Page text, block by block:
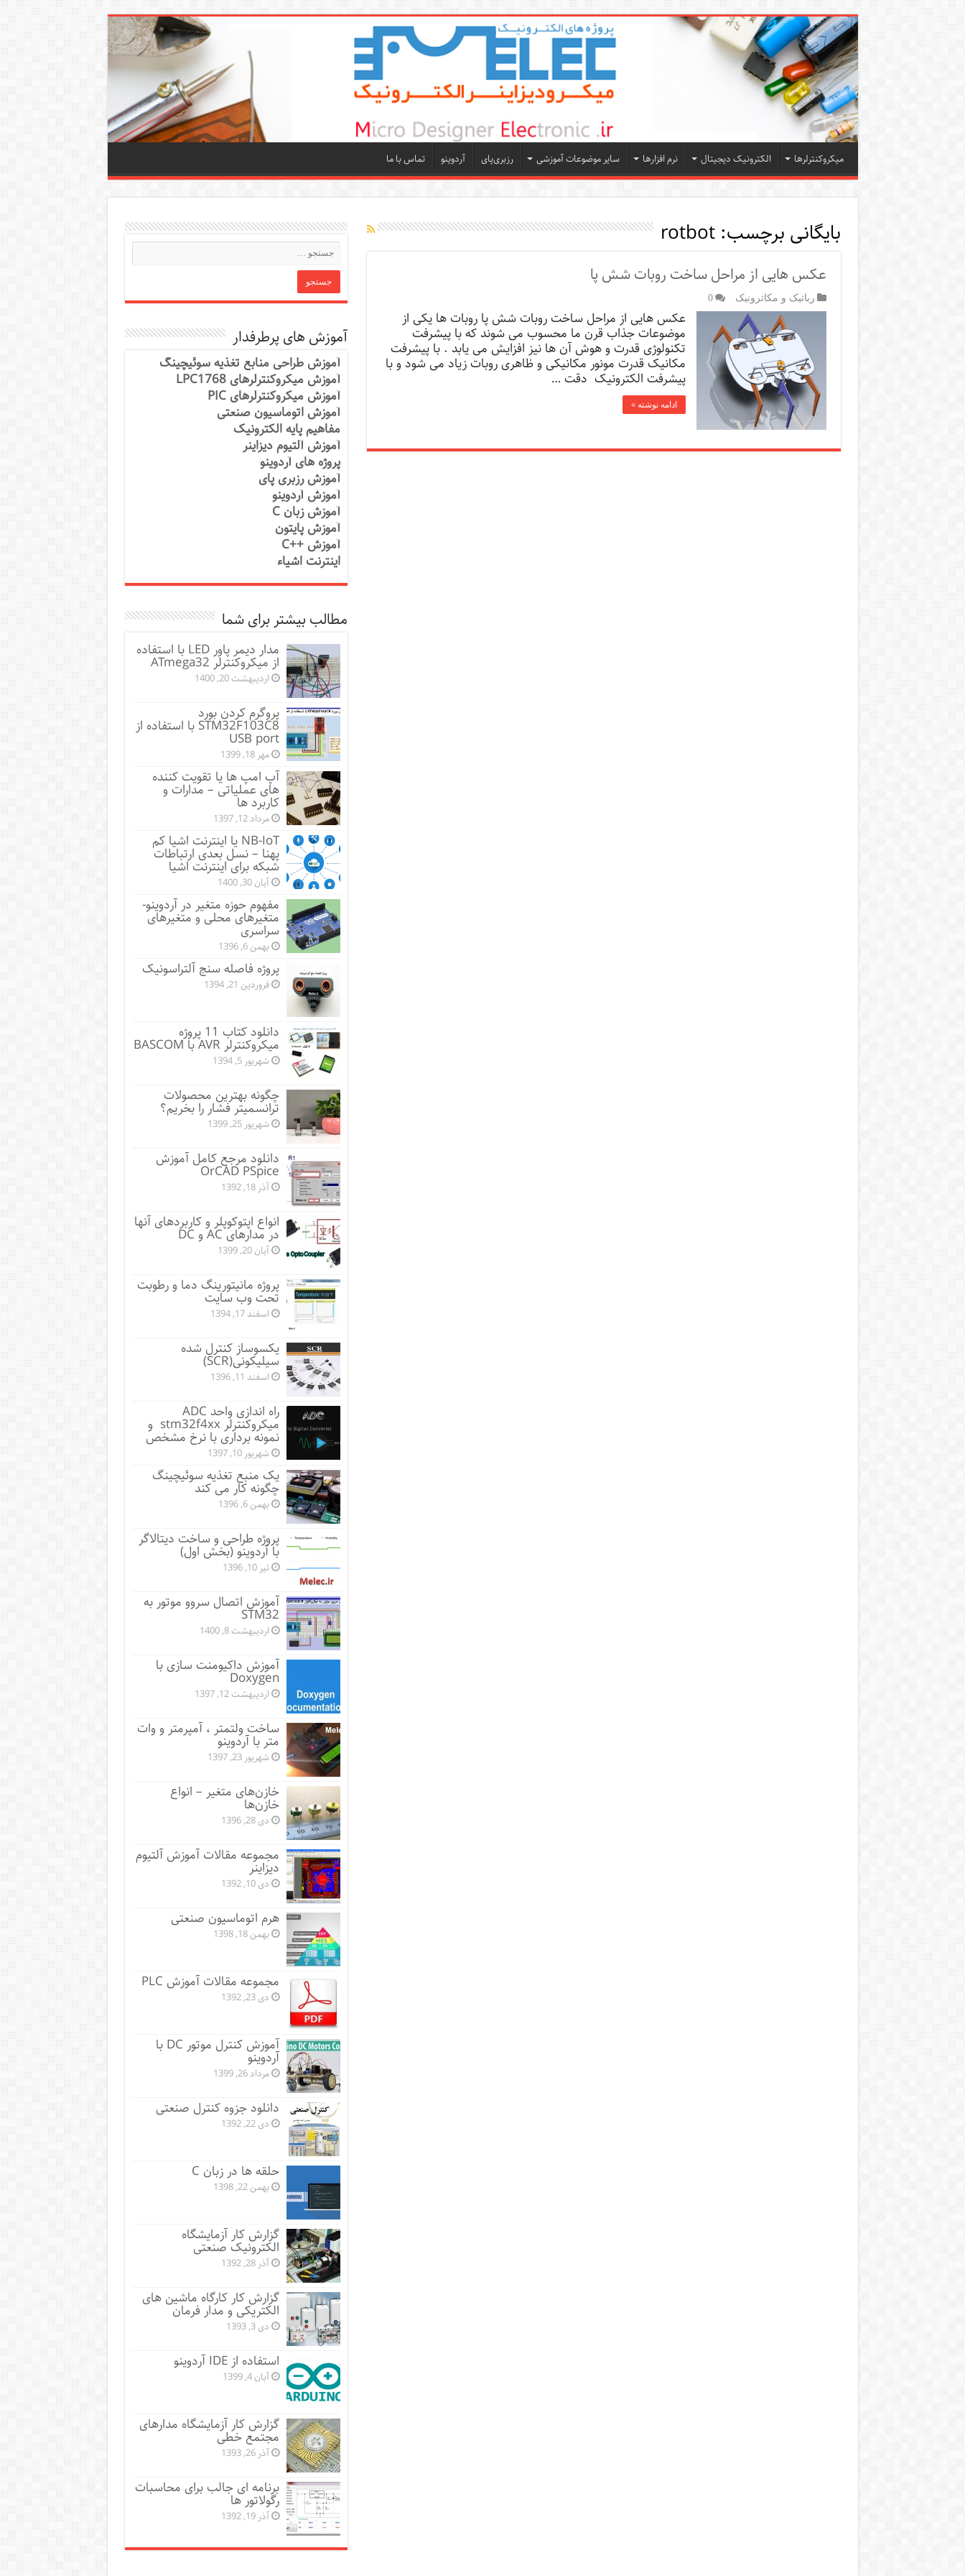
میکروکنترلرها الکترونیک دیجیتال نرم افزارها سایر موضوعات آموزشی رزبری‌پای آردوینو تماس با ما
بایگانی برچسب:rotbot
عکس هایی از مراحل ساخت روبات شش پا
رباتیک و مکاترونیک 0
عکس هایی از مراحل ساخت روبات شش پا روبات ها یکی از
موضوعات جذاب قرن ما محسوب می شوند که با پیشرفت
تکنولوژی قدرت و هوش آن ها نیز افزایش می یابد . با پیشرفت
مکانیک قدرت مونور مکانیکی و ظاهری روبات زیاد می شود و با
پیشرفت الکترونیک دقت …
ادامه نوشته »
آموزش های پرطرفدار
آموزش طراحی منابع تغذیه سوئیچینگ
آموزش میکروکنترلرهای LPC1768
آموزش میکروکنترلرهای PIC
آموزش اتوماسیون صنعتی
مفاهیم پایه الکترونیک
آموزش آلتیوم دیزاینر
پروژه های آردوینو
آموزش رزبری پای
آموزش آردوینو
آموزش زبان C
آموزش پایتون
آموزش ++C
اینترنت اشیاء
مطالب بیشتر برای شما
مدار دیمر پاور LED با استفاده
از میکروکنترلر ATmega32
اردیبهشت 20, 1400
پروگرم کردن بورد
STM32F103C8 با استفاده از
USB port
مهر 18, 1399
آپ امپ ها یا تقویت کننده
های عملیاتی – مدارات و
کاربرد ها
مرداد 12, 1397
NB-IoT یا اینترنت اشیا کم
پهنا – نسل بعدی ارتباطات
شبکه برای اینترنت اشیا
آبان 30, 1400
مفهوم حوزه متغیر در آردوینو-
متغیرهای محلی و متغیرهای
سراسری
بهمن 6, 1396
پروژه فاصله سنج آلتراسونیک
فروردین 21, 1394
دانلود کتاب 11 پروژه
میکروکنترلر AVR با BASCOM
شهریور 5, 1394
چگونه بهترین محصولات
ترانسمیتر فشار را بخریم؟
شهریور 25, 1399
دانلود مرجع کامل آموزش
OrCAD PSpice
آذر 18, 1392
انواع اپتوکوپلر و کاربردهای آنها
در مدارهای AC و DC
آبان 20, 1399
پروژه مانيتورينگ دما و رطوبت
تحت وب سایت
اسفند 17, 1394
یکسوساز کنترل شده
سیلیکونی(SCR)
اسفند 11, 1396
راه اندازی واحد ADC
میکروکنترلر stm32f4xx و
نمونه برداری با نرخ مشخص
شهریور 10, 1397
یک منبع تغذیه سوئیچینگ
چگونه کار می کند
بهمن 6, 1396
پروژه طراحی و ساخت دیتالاگر
با آردوینو (بخش اول)
تیر 10, 1396
آموزش اتصال سروو موتور به
STM32
اردیبهشت 8, 1400
آموزش داکیومنت سازی با
Doxygen
اردیبهشت 12, 1397
ساخت ولتمتر ، آمپرمتر و وات
متر با آردوینو
شهریور 23, 1397
خازن‌های متغیر – انواع
خازن‌ها
دی 28, 1396
مجموعه مقالات آموزش آلتیوم
دیزاینر
دی 10, 1392
هرم اتوماسیون صنعتی
بهمن 18, 1398
مجموعه مقالات آموزش PLC
دی 23, 1392
آموزش کنترل موتور DC با
آردوینو
مرداد 26, 1399
دانلود جزوه کنترل صنعتی
دی 22, 1392
حلقه ها در زبان C
بهمن 22, 1398
گزارش کار آزمایشگاه
الکترونیک صنعتی
آذر 28, 1392
گزارش کار کارگاه ماشین های
الکتریکی و مدار فرمان
دی 3, 1393
استفاده از IDE آردوینو
آبان 4, 1399
گزارش کار آزمایشگاه مدارهای
مجتمع خطی
آذر 26, 1393
برنامه ای جالب برای محاسبات
رگولاتور ها
آذر 19, 1392